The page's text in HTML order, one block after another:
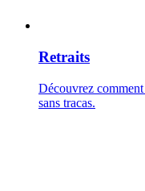
Retraits
Découvrez
sans tracas.